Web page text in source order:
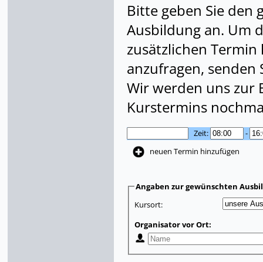
Bitte geben Sie den
Ausbildung an. Um
zusätzlichen
anzufragen, senden
Wir werden uns zur
Kurstermins
Zeit:
-
neuen Termin hinzufügen
Angaben zur gewünschten
Kursort:
Organisator vor Ort: